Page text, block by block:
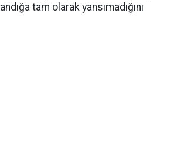
tam olarak yansımadığını